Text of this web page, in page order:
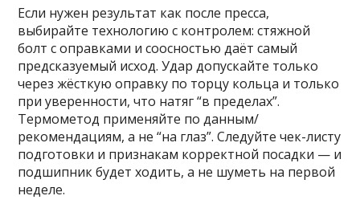
Если нужен результат как после пресса,
выбирайте технологию с контролем: стяжной
болт с оправками и соосностью даёт самый
предсказуемый исход. Удар допускайте только
через жёсткую оправку по торцу кольца и только
при уверенности, что натяг “в пределах”.
Термометод применяйте по данным/
рекомендациям, а не “на глаз”. Следуйте чек-листу
подготовки и признакам корректной посадки — и
подшипник будет ходить, а не шуметь на первой
неделе.